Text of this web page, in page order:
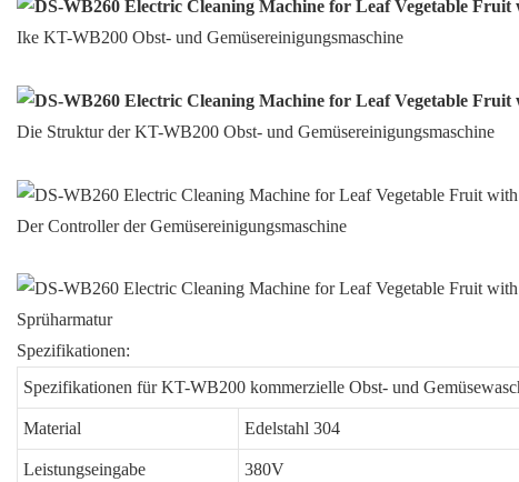
Ike KT-WB200 Obst- und Gemüsereinigungsmaschine
Die Struktur der KT-WB200 Obst- und Gemüsereinigungsmaschine
Der Controller der Gemüsereinigungsmaschine
Sprüharmatur
Spezifikationen:
Spezifikationen für KT-WB200 kommerzielle Obst- und
Material
Edelstahl 304
Leistungseingabe
380V